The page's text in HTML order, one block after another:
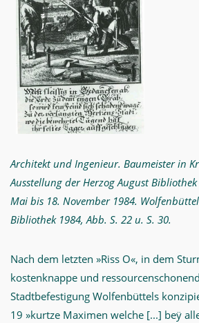
Architekt und Ingenieur. Baumeister in
Ausstellung der Herzog August
Mai bis 18. November 1984.
Bibliothek 1984, Abb. S. 22 u. S. 30.
Nach dem letzten »Riss O«, in dem
kostenknappe und
Stadtbefestigung Wolfenbüttels
19 »kurtze Maximen welche [...] beÿ